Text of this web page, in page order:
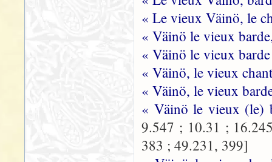
« Le vieux Väinö, le
« Väinö le vieux
« Väinö le vieux
« Väinö, le vieux
« Väinö, le vieux
« Väinö le vieux (le)
9.547 ; 10.31 ;
383 ; 49.231, 399]